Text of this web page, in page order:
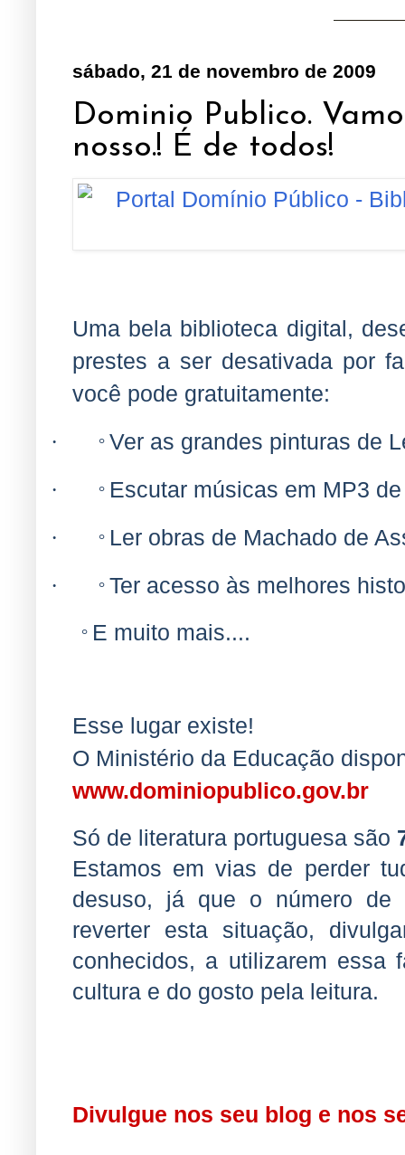
sábado, 21 de novembro de 2009
Dominio Publico.
nosso.! É de todos!
Uma bela biblioteca digital,
prestes a ser desativada por
você pode gratuitamente:
· ° Ver as grandes pinturas de
· ° Escutar músicas em MP3
· ° Ler obras de Machado de
· ° Ter acesso às melhores
° E muito mais....
Esse lugar existe!
O Ministério da Educação
www.dominiopublico.gov.br
Só de literatura portuguesa são
Estamos em vias de perder
desuso, já que o número de
reverter esta situação,
conhecidos, a utilizarem essa
cultura e do gosto pela leitura.
Divulgue nos seu blog e nos